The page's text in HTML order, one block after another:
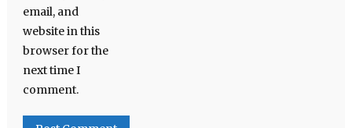
email, and
website in this
browser for the
next time I
comment.